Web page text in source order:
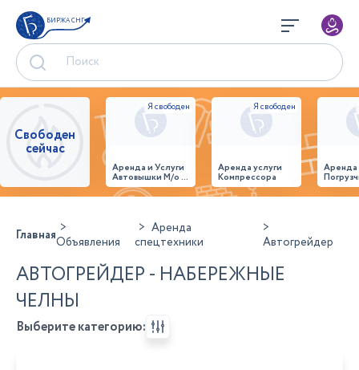
БИРЖА СНГ
Свободен
сейчас
Аренда и Услуги
Автовышки М/о г.
Домодедово
26,28,32 место
Аренда услуги
Компрессора
ГлавнаяОбъявления
Аренда
спецтехники
Автогрейдер
АВТОГРЕЙДЕР - НАБЕРЕЖНЫЕ
ЧЕЛНЫ
Выберите категорию: